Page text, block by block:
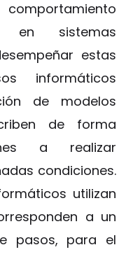
en sistemas
estas
informáticos
de modelos
de forma
a realizar
condiciones.
utilizan
a un
pasos, para el